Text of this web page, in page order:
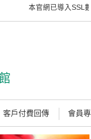
本官網已導入SSL數
客戶付費回傳 會員